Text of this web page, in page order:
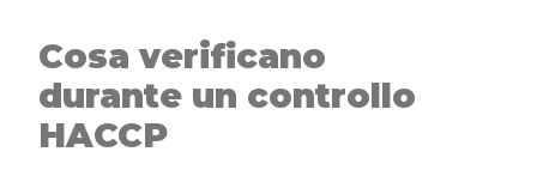
Cosa verificano
durante un controllo
HACCP